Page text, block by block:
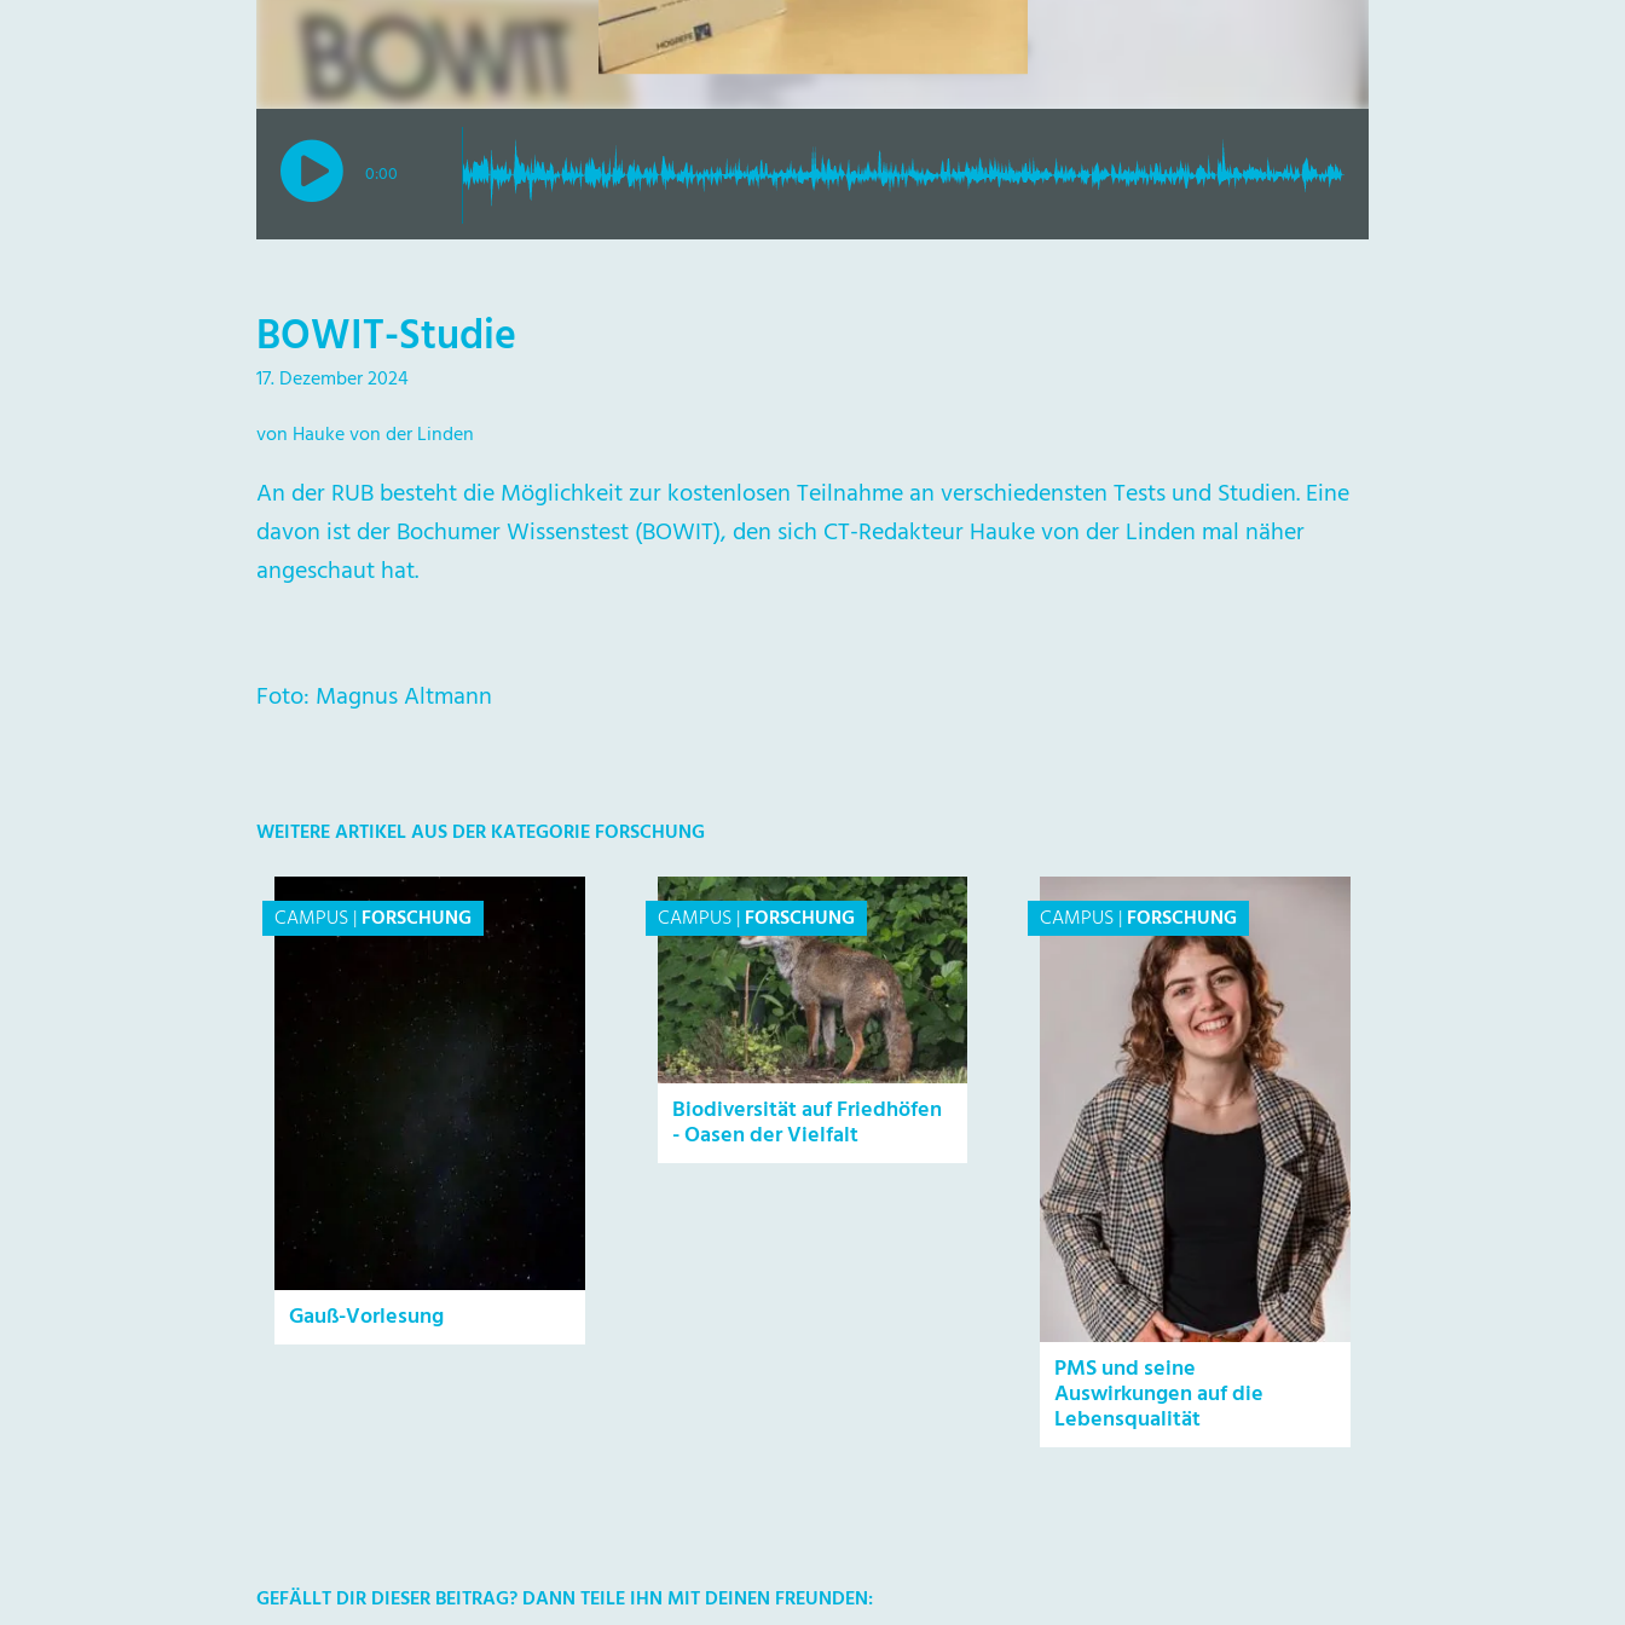
0:00
BOWIT-Studie
17. Dezember 2024
von Hauke von der Linden
An der RUB besteht die Möglichkeit zur kostenlosen Teilnahme an verschiedensten Tests und Studien. Eine
davon ist der Bochumer Wissenstest (BOWIT), den sich CT-Redakteur Hauke von der Linden mal näher
angeschaut hat.
Foto: Magnus Altmann
WEITERE ARTIKEL AUS DER KATEGORIE FORSCHUNG
CAMPUS|FORSCHUNG
Gauß-Vorlesung
CAMPUS|FORSCHUNG
Biodiversität auf Friedhöfen
- Oasen der Vielfalt
CAMPUS|FORSCHUNG
PMS und seine
Auswirkungen auf die
Lebensqualität
GEFÄLLT DIR DIESER BEITRAG? DANN TEILE IHN MIT DEINEN FREUNDEN: